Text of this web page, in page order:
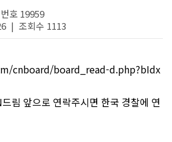
호 19959
| 조회수 1113
cnboard/board_read-d.php?bIdx
림 앞으로 연락주시면 한국 경찰에 연